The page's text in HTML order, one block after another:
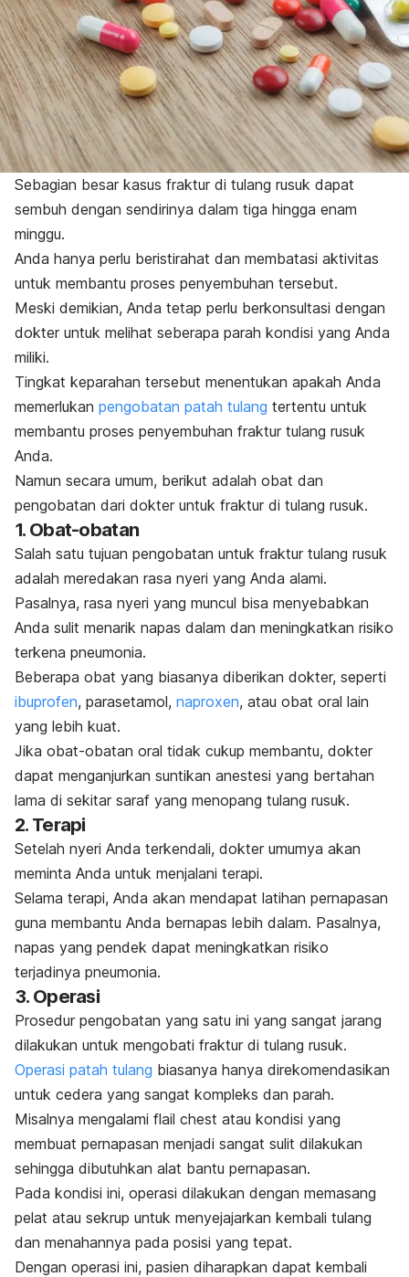
Sebagian besar kasus fraktur di tulang rusuk dapat
sembuh dengan sendirinya dalam tiga hingga enam
minggu.
Anda hanya perlu beristirahat dan membatasi aktivitas
untuk membantu proses penyembuhan tersebut.
Meski demikian, Anda tetap perlu berkonsultasi dengan
dokter untuk melihat seberapa parah kondisi yang Anda
miliki.
Tingkat keparahan tersebut menentukan apakah Anda
memerlukan pengobatan patah tulang tertentu untuk
membantu proses penyembuhan fraktur tulang rusuk
Anda.
Namun secara umum, berikut adalah obat dan
pengobatan dari dokter untuk fraktur di tulang rusuk.
1. Obat-obatan
Salah satu tujuan pengobatan untuk fraktur tulang rusuk
adalah meredakan rasa nyeri yang Anda alami.
Pasalnya, rasa nyeri yang muncul bisa menyebabkan
Anda sulit menarik napas dalam dan meningkatkan risiko
terkena pneumonia.
Beberapa obat yang biasanya diberikan dokter, seperti
ibuprofen, parasetamol, naproxen, atau obat oral lain
yang lebih kuat.
Jika obat-obatan oral tidak cukup membantu, dokter
dapat menganjurkan suntikan anestesi yang bertahan
lama di sekitar saraf yang menopang tulang rusuk.
2. Terapi
Setelah nyeri Anda terkendali, dokter umumya akan
meminta Anda untuk menjalani terapi.
Selama terapi, Anda akan mendapat latihan pernapasan
guna membantu Anda bernapas lebih dalam. Pasalnya,
napas yang pendek dapat meningkatkan risiko
terjadinya pneumonia.
3. Operasi
Prosedur pengobatan yang satu ini yang sangat jarang
dilakukan untuk mengobati fraktur di tulang rusuk.
Operasi patah tulang biasanya hanya direkomendasikan
untuk cedera yang sangat kompleks dan parah.
Misalnya mengalami flail chest atau kondisi yang
membuat pernapasan menjadi sangat sulit dilakukan
sehingga dibutuhkan alat bantu pernapasan.
Pada kondisi ini, operasi dilakukan dengan memasang
pelat atau sekrup untuk menyejajarkan kembali tulang
dan menahannya pada posisi yang tepat.
Dengan operasi ini, pasien diharapkan dapat kembali